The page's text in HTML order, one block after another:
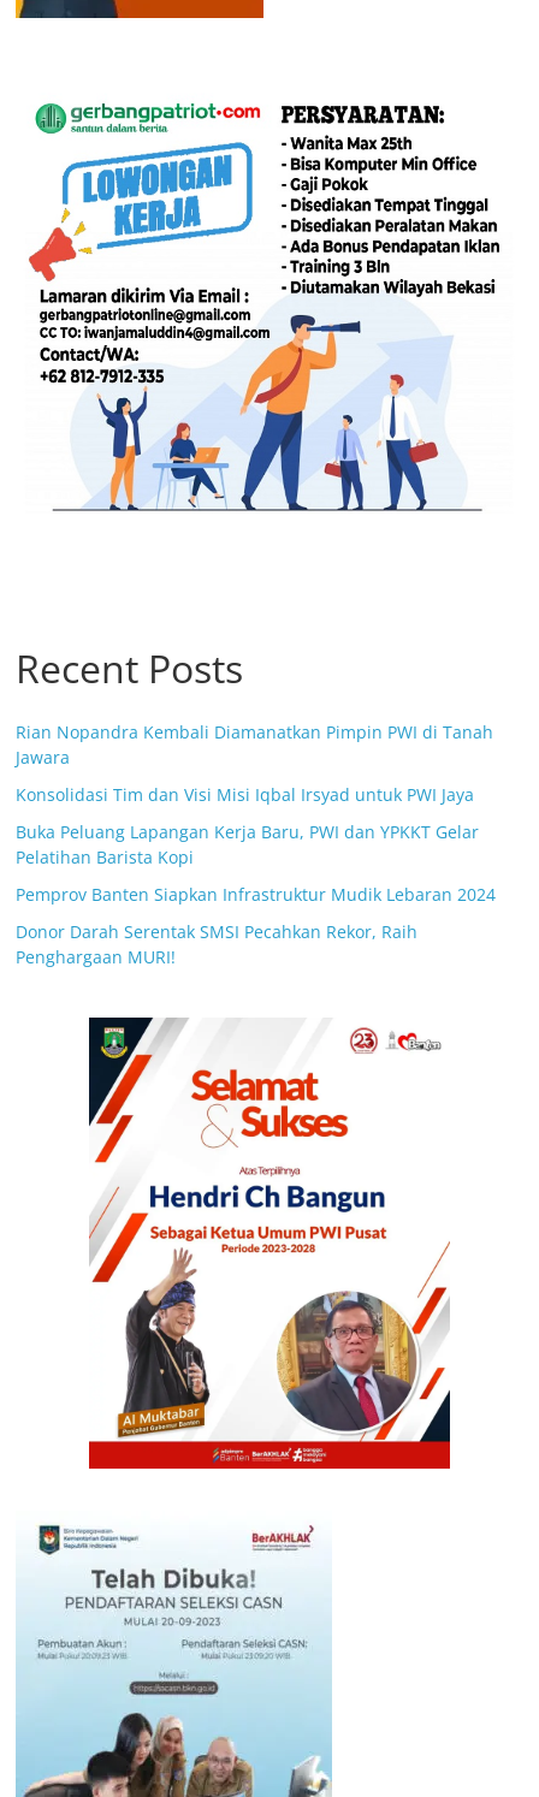
Recent Posts
Rian Nopandra Kembali Diamanatkan Pimpin PWI di Tanah
Jawara
Konsolidasi Tim dan Visi Misi Iqbal Irsyad untuk PWI Jaya
Buka Peluang Lapangan Kerja Baru, PWI dan YPKKT Gelar
Pelatihan Barista Kopi
Pemprov Banten Siapkan Infrastruktur Mudik Lebaran 2024
Donor Darah Serentak SMSI Pecahkan Rekor, Raih
Penghargaan MURI!